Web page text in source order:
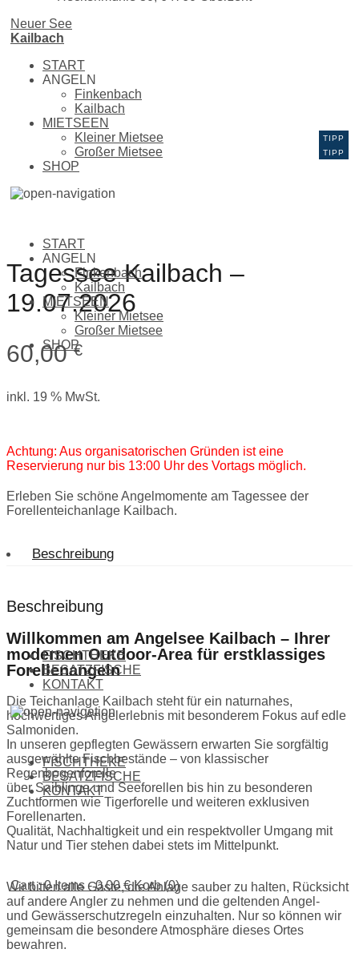
Neuer See
Kailbach
START
ANGELN
Finkenbach
Kailbach
MIETSEEN
Kleiner Mietsee
Großer Mietsee
SHOP
START
ANGELN
Finkenbach
Kailbach
MIETSEEN
Kleiner Mietsee
Großer Mietsee
SHOP
FISCHTHEKE
BESATZFISCHE
KONTAKT
FISCHTHEKE
BESATZFISCHE
KONTAKT
Cart : 0 Items -0,00€ Korb (0)
Tagessee Kailbach –
19.07.2026
60,00€
inkl. 19 % MwSt.
Achtung: Aus organisatorischen Gründen ist eine
Reservierung nur bis 13:00 Uhr des Vortags möglich.
Erleben Sie schöne Angelmomente am Tagessee der
Forellenteichanlage Kailbach.
Beschreibung
Beschreibung
Willkommen am Angelsee Kailbach – Ihrer
modernen Outdoor-Area für erstklassiges
Forellenangeln
Die Teichanlage Kailbach steht für ein naturnahes,
hochwertiges Angelerlebnis mit besonderem Fokus auf edle
Salmoniden.
In unseren gepflegten Gewässern erwarten Sie sorgfältig
ausgewählte Fischbestände – von klassischer
Regenbogenforelle
über Saiblinge und Seeforellen bis hin zu besonderen
Zuchtformen wie Tigerforelle und weiteren exklusiven
Forellenarten.
Qualität, Nachhaltigkeit und ein respektvoller Umgang mit
Natur und Tier stehen dabei stets im Mittelpunkt.
Wir bitten alle Gäste, die Anlage sauber zu halten, Rücksicht
auf andere Angler zu nehmen und die geltenden Angel-
und Gewässerschutzregeln einzuhalten. Nur so können wir
gemeinsam die besondere Atmosphäre dieses Ortes
bewahren.